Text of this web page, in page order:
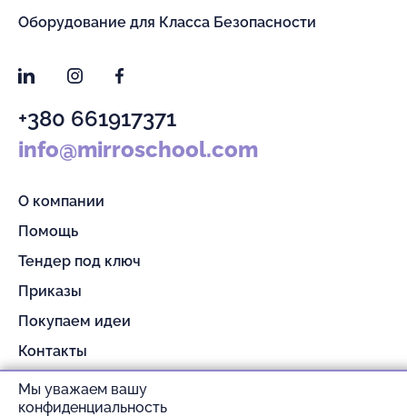
Оборудование для Класса Безопасности
LinkedInInstagramFacebook
+380 661917371
info@mirroschool.com
О компании
Помощь
Тендер под ключ
Приказы
Покупаем идеи
Контакты
Партнерам
Гарантия и возврат
Мы уважаем вашу
конфиденциальность